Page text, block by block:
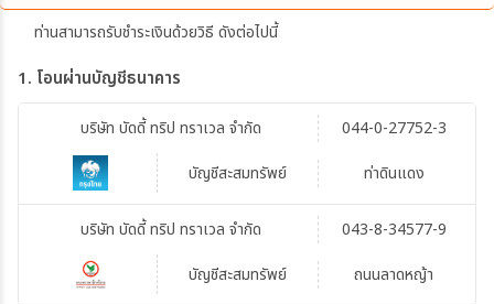
ท่านสามารถรับชำระเงินด้วยวิธี ดังต่อไปนี้
1. โอนผ่านบัญชีธนาคาร
บัญชีสะสมทรัพย์
บริษัท บัดดี้ ทริป ทราเวล จำกัด
ท่าดินแดง
044-0-27752-3
บัญชีสะสมทรัพย์
บริษัท บัดดี้ ทริป ทราเวล จำกัด
ถนนลาดหญ้า
043-8-34577-9